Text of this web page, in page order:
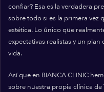
confiar? Esa es la verdadera
sobre todo si es la primera vez
estética. Lo único que
expectativas realistas y un
vida.
Así que en BIANCA CLINIC
sobre nuestra propia clínica